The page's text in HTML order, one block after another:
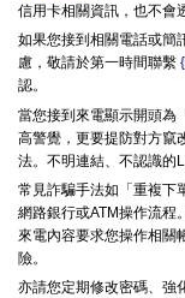
信用卡相關資訊，也不會
如果您接到相關電話或簡
慮，敬請於第一時間聯繫
認。
當您接到來電顯示開頭為
高警覺，更要提防對方竄
法。不明連結、不認識的
常見詐騙手法如「重複下
網路銀行或ATM操作流程
來電內容要求您操作相關
險。
亦請您定期修改密碼、強